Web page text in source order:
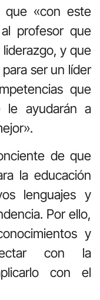
que «con este
profesor que
y que
ser un líder
que
le ayudarán a
de que
la educación
lenguajes y
Por ello,
y
con la
con el